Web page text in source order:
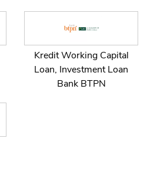
Kredit Working Capital
Loan, Investment Loan
Bank BTPN